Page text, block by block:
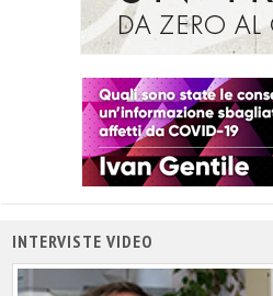
INTERVISTE VIDEO